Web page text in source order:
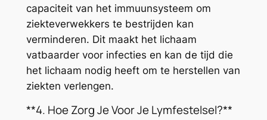
capaciteit van het immuunsysteem om
ziekteverwekkers te bestrijden kan
verminderen. Dit maakt het lichaam
vatbaarder voor infecties en kan de tijd die
het lichaam nodig heeft om te herstellen van
ziekten verlengen.
**4. Hoe Zorg Je Voor Je Lymfestelsel?**